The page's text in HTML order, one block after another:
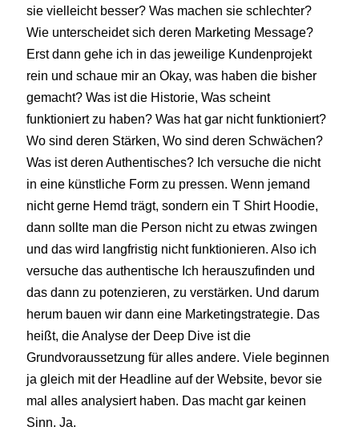
sie vielleicht besser? Was machen sie schlechter?
Wie unterscheidet sich deren Marketing Message?
Erst dann gehe ich in das jeweilige Kundenprojekt
rein und schaue mir an Okay, was haben die bisher
gemacht? Was ist die Historie, Was scheint
funktioniert zu haben? Was hat gar nicht funktioniert?
Wo sind deren Stärken, Wo sind deren Schwächen?
Was ist deren Authentisches? Ich versuche die nicht
in eine künstliche Form zu pressen. Wenn jemand
nicht gerne Hemd trägt, sondern ein T Shirt Hoodie,
dann sollte man die Person nicht zu etwas zwingen
und das wird langfristig nicht funktionieren. Also ich
versuche das authentische Ich herauszufinden und
das dann zu potenzieren, zu verstärken. Und darum
herum bauen wir dann eine Marketingstrategie. Das
heißt, die Analyse der Deep Dive ist die
Grundvoraussetzung für alles andere. Viele beginnen
ja gleich mit der Headline auf der Website, bevor sie
mal alles analysiert haben. Das macht gar keinen
Sinn. Ja.